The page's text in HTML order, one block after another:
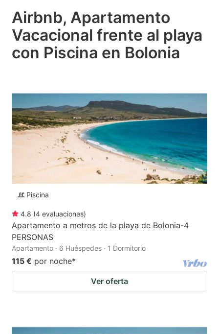
Airbnb, Apartamento
Vacacional frente al playa
con Piscina en Bolonia
Piscina
4.8 (4 evaluaciones)
Apartamento a metros de la playa de Bolonia-4
PERSONAS
Apartamento · 6 Huéspedes · 1 Dormitorio
115 € por noche*
Ver oferta